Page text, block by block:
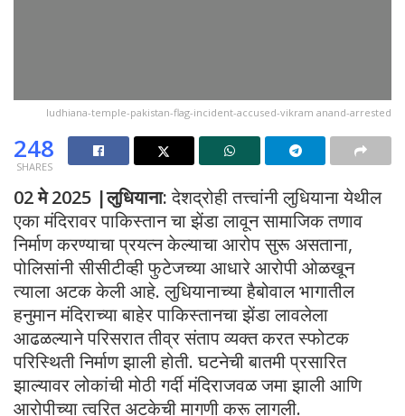
ludhiana-temple-pakistan-flag-incident-accused-vikram anand-arrested
248
SHARES
02 मे 2025 |लुधियाना:देशद्रोही तत्त्वांनी लुधियाना येथील
एका मंदिरावर पाकिस्तान चा झेंडा लावून सामाजिक तणाव
निर्माण करण्याचा प्रयत्न केल्याचा आरोप सुरू असताना,
पोलिसांनी सीसीटीव्ही फुटेजच्या आधारे आरोपी ओळखून
त्याला अटक केली आहे. लुधियानाच्या हैबोवाल भागातील
हनुमान मंदिराच्या बाहेर पाकिस्तानचा झेंडा लावलेला
आढळल्याने परिसरात तीव्र संताप व्यक्त करत स्फोटक
परिस्थिती निर्माण झाली होती. घटनेची बातमी प्रसारित
झाल्यावर लोकांची मोठी गर्दी मंदिराजवळ जमा झाली आणि
आरोपीच्या त्वरित अटकेची मागणी करू लागली.